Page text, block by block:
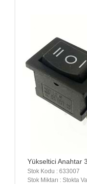
Yükseltici Anahtar
Stok Kodu : 633007
Stok Miktarı : Stokta